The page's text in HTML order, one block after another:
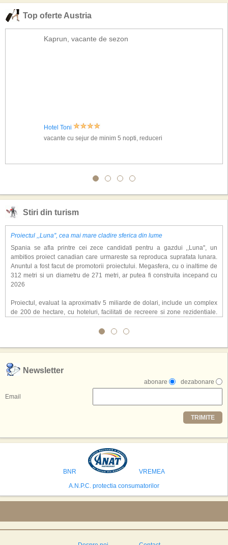
Top oferte Austria
Kaprun, vacante de sezon
Hotel Toni
vacante cu sejur de minim 5 nopti, reduceri
Stiri din turism
Proiectul ,,Luna'', cea mai mare cladire sferica din lume
Spania se afla printre cei zece candidati pentru a gazdui ,,Luna'', un
ambitios proiect canadian care urmareste sa reproduca suprafata lunara.
Anuntul a fost facut de promotorii proiectului. Megasfera, cu o inaltime de
312 metri si un diametru de 271 metri, ar putea fi construita incepand cu
2026
Proiectul, evaluat la aproximativ 5 miliarde de dolari, include un complex
de 200 de hectare, cu hoteluri, facilitati de recreere si zone rezidentiale.
atragerea a pana la 10 milioane de turisti anual. �Luna� ar putea deveni
exclusiv simularea suprafetei lunare.
,,Credem ca exista sanse mari sa anuntam nu doar o locatie, ci poate mai
multe'', a declarat Michael R. Henderson, cofondator al Moon World
Resorts, citat de Gulf News. Potrivit acestuia, 2026 ar putea deveni un an
decisiv pentru reali zarea proiectului.
Printre celelalte tari care concureaza pentru a gazdui aceasta constructie
se numara Australia, Brazilia, China, Egipt, India, Polonia, Thailanda,
avea cele mai mari sanse de a castiga licitatia. Totusi, Spania, care se
preconizeaza ca va deveni a doua cea mai vizitata tara din lume in 2025,
isi bazeaza oferta pe infrastructura turistica solida si capacitatea hoteliera."
Newsletter
dezabonare
abonare
Email
TRIMITE
BNR
VREMEA
A.N.P.C. protectia consumatorilor